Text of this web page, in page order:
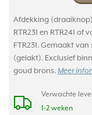
Afdekking
RTR231 en RTR241
FTR231. Gemaakt
(gelakt). Exclusief
goud brons. Meer
Verwachte
1-2 weken